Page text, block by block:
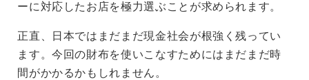
ーに対応したお店を極力選ぶことが求められます。
正直、日本ではまだまだ現金社会が根強く残ってい
ます。今回の財布を使いこなすためにはまだまだ時
間がかかるかもしれません。